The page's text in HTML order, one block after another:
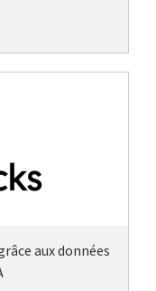
aux données